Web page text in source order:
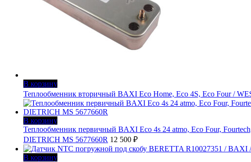
В корзину
Теплообменник вторичный BAXI Eco Home, Eco 4S, Eco Four /
В корзину
Теплообменник первичный BAXI Eco 4s 24 atmo, Eco Four,
DIETRICH MS 5677660R 12 500 ₽
В корзину